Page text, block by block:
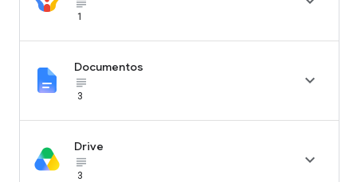
subject_black
1
Documentos
subject_black
3

Drive
subject_black
3
